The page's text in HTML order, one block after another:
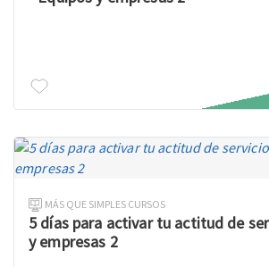
MÁS QUE SIMPLES CURSOS
5 días para activar tu actitud de
y empresas 2